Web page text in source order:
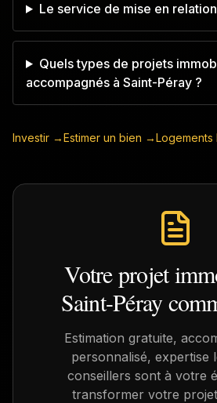
Le service de mise en
Quels types de projets
accompagnés à Saint-Péray ?
Investir →Estimer un bien →Logements
Votre projet
Saint-Péray
Estimation gratuite,
personnalisé, expertise
conseillers sont à votre
transformer votre